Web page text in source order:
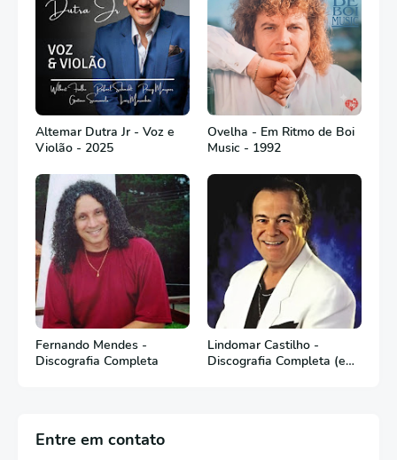
Altemar Dutra Jr - Voz e
Violão - 2025
Ovelha - Em Ritmo de Boi
Music - 1992
Fernando Mendes -
Discografia Completa
Lindomar Castilho -
Discografia Completa (em
Entre em contato